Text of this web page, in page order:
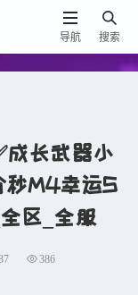

搜索

导航
成长武器小
秒M4幸运S
区_全服
386